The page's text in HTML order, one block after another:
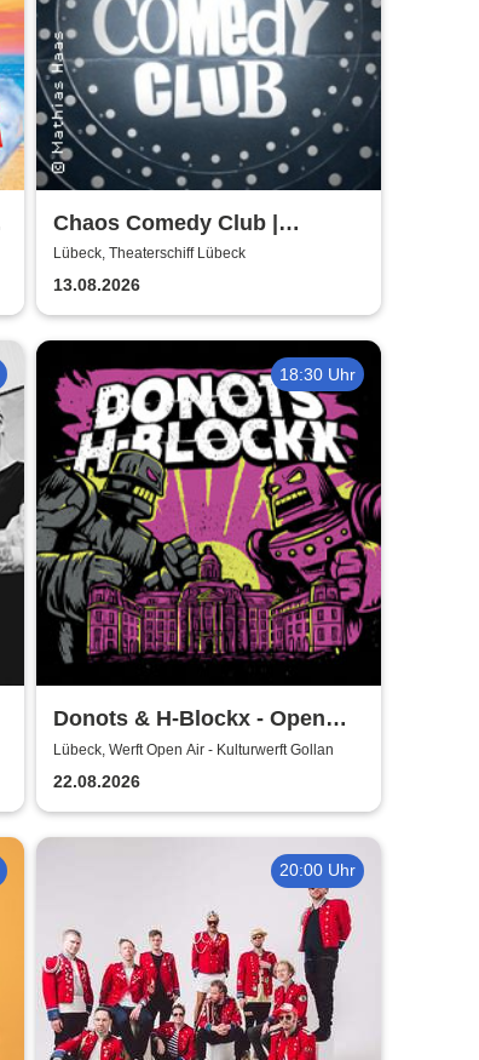
Chaos Comedy Club |
Theaterschiff Lübeck
Lübeck, Theaterschiff Lübeck
13.08.2026
18:30 Uhr
Donots & H-Blockx - Open
Airs 2026
Lübeck, Werft Open Air - Kulturwerft Gollan
22.08.2026
20:00 Uhr